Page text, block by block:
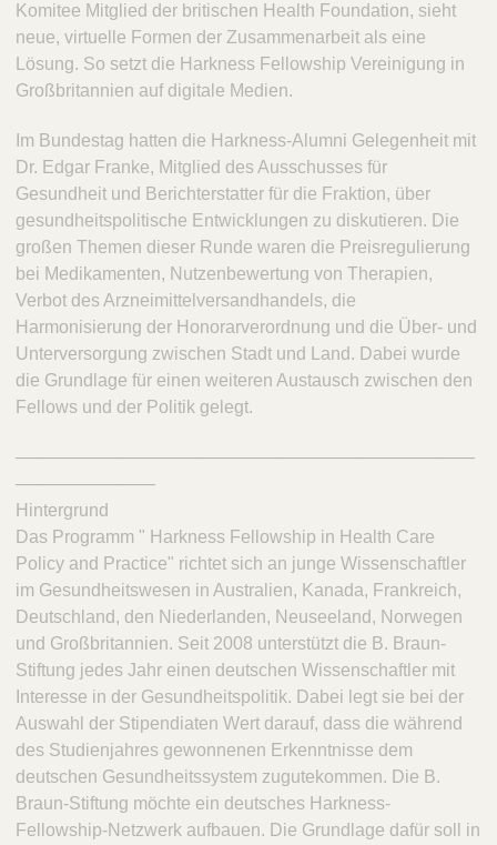
Komitee Mitglied der britischen Health Foundation, sieht
neue, virtuelle Formen der Zusammenarbeit als eine
Lösung. So setzt die Harkness Fellowship Vereinigung in
Großbritannien auf digitale Medien.
Im Bundestag hatten die Harkness-Alumni Gelegenheit mit
Dr. Edgar Franke, Mitglied des Ausschusses für
Gesundheit und Berichterstatter für die Fraktion, über
gesundheitspolitische Entwicklungen zu diskutieren. Die
großen Themen dieser Runde waren die Preisregulierung
bei Medikamenten, Nutzenbewertung von Therapien,
Verbot des Arzneimittelversandhandels, die
Harmonisierung der Honorarverordnung und die Über- und
Unterversorgung zwischen Stadt und Land. Dabei wurde
die Grundlage für einen weiteren Austausch zwischen den
Fellows und der Politik gelegt.
––––––––––––––––––––––––––––––––––––––––––––––
––––––––––––––
Hintergrund
Das Programm " Harkness Fellowship in Health Care
Policy and Practice" richtet sich an junge Wissenschaftler
im Gesundheitswesen in Australien, Kanada, Frankreich,
Deutschland, den Niederlanden, Neuseeland, Norwegen
und Großbritannien. Seit 2008 unterstützt die B. Braun-
Stiftung jedes Jahr einen deutschen Wissenschaftler mit
Interesse in der Gesundheitspolitik. Dabei legt sie bei der
Auswahl der Stipendiaten Wert darauf, dass die während
des Studienjahres gewonnenen Erkenntnisse dem
deutschen Gesundheitssystem zugutekommen. Die B.
Braun-Stiftung möchte ein deutsches Harkness-
Fellowship-Netzwerk aufbauen. Die Grundlage dafür soll in